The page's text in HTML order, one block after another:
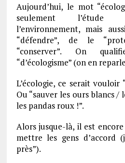
Aujourd’hui, le mot
seulement l’étude
l’environnement, mais
“défendre”, de le
“conserver”. On
“d’écologisme” (on en
L’écologie, ce serait vouloir
Ou “sauver les ours blancs /
les pandas roux !”.
Alors jusque-là, il est
mettre les gens d’accord
près”).